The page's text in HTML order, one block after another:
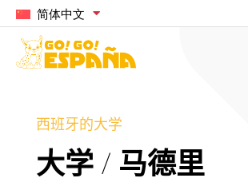
简体中文
西班牙的大学
大学 / 马德里